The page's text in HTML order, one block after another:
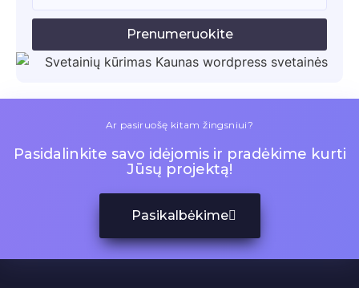
Prenumeruokite
Ar pasiruošę kitam žingsniui?
Pasidalinkite savo idėjomis ir pradėkime kurti
Jūsų projektą!
Pasikalbėkime